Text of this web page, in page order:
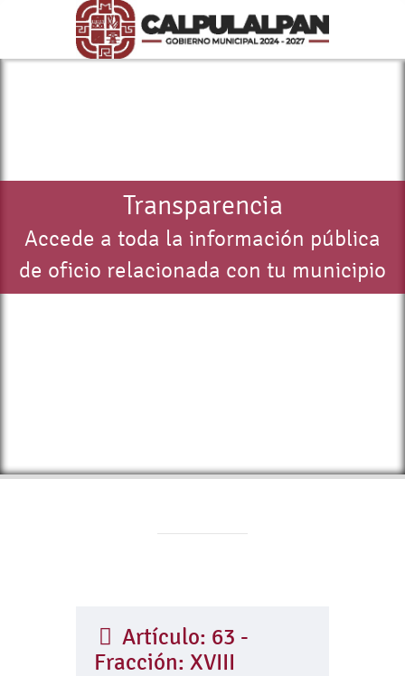
Transparencia
Accede a toda la información pública
de oficio relacionada con tu municipio
Artículo: 63 -
Fracción: XVIII